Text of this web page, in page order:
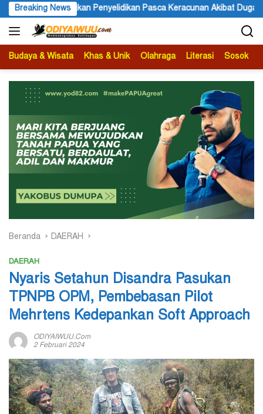
Langsung
ke
konten
Breaking News
Penyelidikan Pasca Keracunan Akibat Dugaan Menu MBG di
Budaya & Wisata Khas & Unik Olahraga Literasi Sosok
Beranda DAERAH
DAERAH
Nyaris Setahun Disandra Pasukan
TPNPB OPM, Pembebasan Pilot
Mehrtens Kedepankan Soft Approach
ODIYAIWUU.com
2 Februari 2024